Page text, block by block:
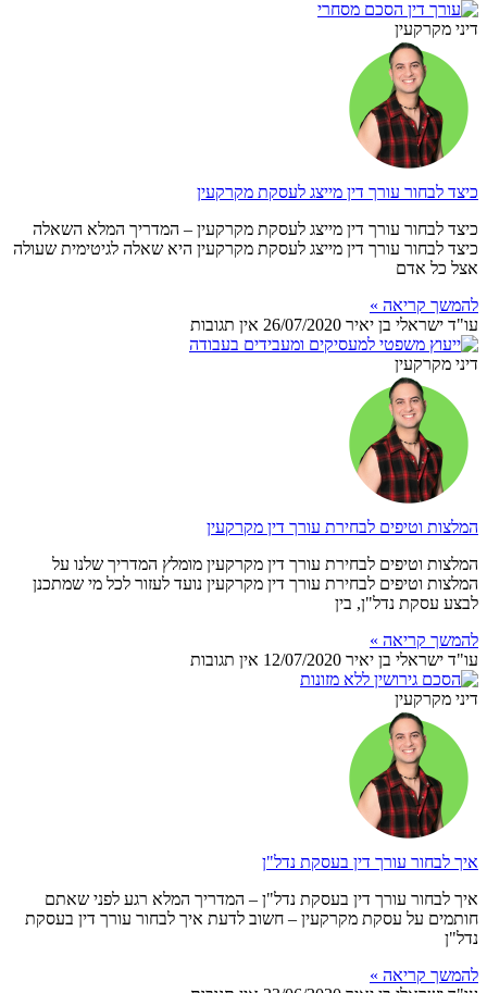
דיני מקרקעין
כיצד לבחור עורך דין מייצג לעסקת מקרקעין
כיצד לבחור עורך דין מייצג לעסקת מקרקעין – המדריך המלא השאלה
כיצד לבחור עורך דין מייצג לעסקת מקרקעין היא שאלה לגיטימית שעולה
אצל כל אדם
להמשך קריאה »
עו"ד ישראלי בן יאיר 26/07/2020 אין תגובות
דיני מקרקעין
המלצות וטיפים לבחירת עורך דין מקרקעין
המלצות וטיפים לבחירת עורך דין מקרקעין מומלץ המדריך שלנו על
המלצות וטיפים לבחירת עורך דין מקרקעין נועד לעזור לכל מי שמתכנן
לבצע עסקת נדל"ן, בין
להמשך קריאה »
עו"ד ישראלי בן יאיר 12/07/2020 אין תגובות
דיני מקרקעין
איך לבחור עורך דין בעסקת נדל"ן
איך לבחור עורך דין בעסקת נדל"ן – המדריך המלא רגע לפני שאתם
חותמים על עסקת מקרקעין – חשוב לדעת איך לבחור עורך דין בעסקת
נדל"ן
להמשך קריאה »